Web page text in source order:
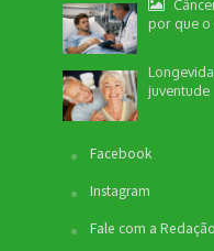
por que o
juventude
Facebook
Instagram
Fale com a Redação